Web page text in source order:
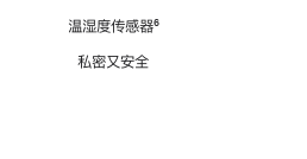
温湿度传感器脚
⁶
私密又安全